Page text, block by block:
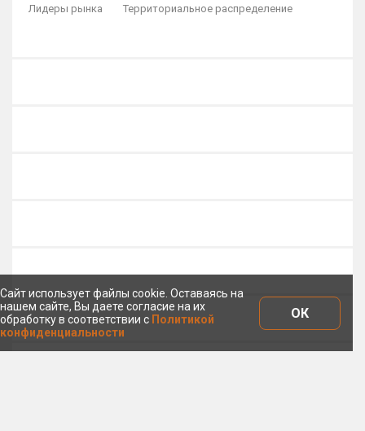
Лидеры рынка
Территориальное распределение
Сайт использует файлы cookie. Оставаясь на
нашем сайте, Вы даете согласие на их
обработку в соответствии с Политикой
конфиденциальности
ОК